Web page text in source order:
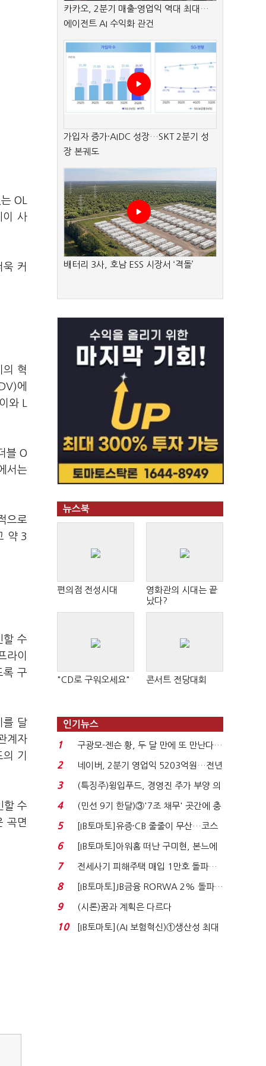
OL
이 사
커
의 혁
에
와 L
블 O
서는
으로
약 3
할 수
라이
록 구
를 달
계자
기
할 수
곡면
카카오, 2분기 매출·영업익 역대 최대…
에이전트 AI 수익화 관건
가입자 증가·AIDC 성장…SKT 2분기 성
장 본궤도
배터리 3사, 호남 ESS 시장서 ‘격돌’
뉴스북
편의점 전성시대
영화관의 시대는 끝
났다?
"CD로 구워오세요" 콘서트 전당대회
인기뉴스
1
구광모-젠슨 황, 두 달 만에 또 만난다…
로봇·AI 등 논...
2
네이버, 2분기 영업익 5203억원…전년
비 0.2% 감소...
3
(특징주)윙입푸드, 경영진 주가 부양 의
지에 상한가...
4
(민선 9기 한달)③'7조 채무' 곳간에 충
격…추미애, 20년...
5
[IB토마토]유증·CB 줄줄이 무산…코스
닥 벌점 급증에 ...
6
[IB토마토]아워홈 떠난 구미현, 본느에
340억 베팅…가...
7
전세사기 피해주택 매입 1만호 돌파…
누적 피해자 4만2...
8
[IB토마토]JB금융 RORWA 2% 돌파…
실적 견인은 은행 ...
9 (시론)꿈과 계획은 다르다
10
[IB토마토](AI 보험혁신)①생산성 최대